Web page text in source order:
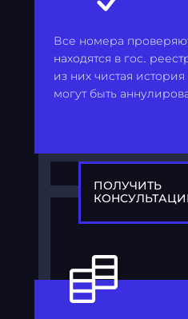
Все номера
находятся в гос.
из них чистая
могут быть
ПОЛУЧИТЬ